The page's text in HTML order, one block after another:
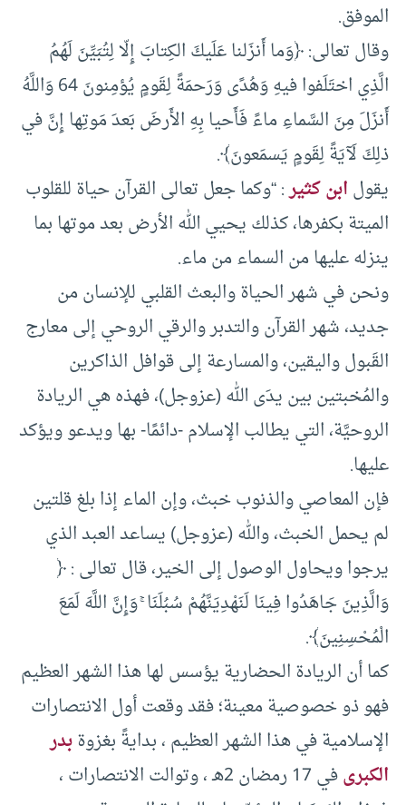
الموفق.
وقال تعالى: ﴿وَما أَنزَلنا عَلَيكَ الكِتابَ إِلّا لِتُبَيِّنَ لَهُمُ
الَّذِي اختَلَفوا فيهِ وَهُدًى وَرَحمَةً لِقَومٍ يُؤمِنونَ 64 وَاللَّهُ
أَنزَلَ مِنَ السَّماءِ ماءً فَأَحيا بِهِ الأَرضَ بَعدَ مَوتِها إِنَّ في
ذلِكَ لَآيَةً لِقَومٍ يَسمَعونَ﴾.
يقولابن كثير: “وكما جعل تعالى القرآن حياة للقلوب
الميتة بكفرها، كذلك يحيي الله الأرض بعد موتها بما
ينزله عليها من السماء من ماء.
ونحن في شهر الحياة والبعث القلبي للإنسان من
جديد، شهر القرآن والتدبر والرقي الروحي إلى معارج
القَبول واليقين، والمسارعة إلى قوافل الذاكرين
والمُخبتين بين يدَى الله (عزوجل)، فهذه هي الريادة
الروحيَّة، التي يطالب الإسلام -دائمًا- بها ويدعو ويؤكد
عليها.
فإن المعاصي والذنوب خبث، وإن الماء إذا بلغ قلتين
لم يحمل الخبث، والله (عزوجل) يساعد العبد الذي
يرجوا ويحاول الوصول إلى الخير، قال تعالى : ﴿
وَالَّذِينَ جَاهَدُوا فِينَا لَنَهْدِيَنَّهُمْ سُبُلَنَا ۚ وَإِنَّ اللَّهَ لَمَعَ
الْمُحْسِنِينَ﴾.
كما أن الريادة الحضارية يؤسس لها هذا الشهر العظيم
فهو ذو خصوصية معينة؛ فقد وقعت أول الانتصارات
الإسلامية في هذا الشهر العظيم ، بدايةً بغزوةبدر
الكبرى
في 17 رمضان 2هـ ، وتوالت الانتصارات ،